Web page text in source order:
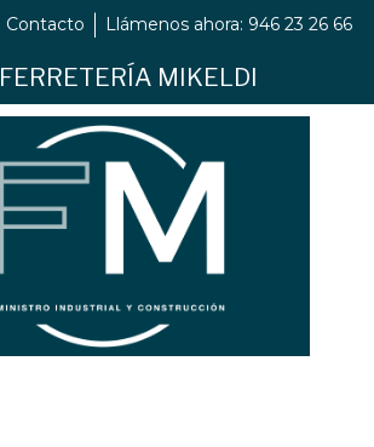
Contacto Llámenos ahora: 946 23 26 66
FERRETERÍA MIKELDI